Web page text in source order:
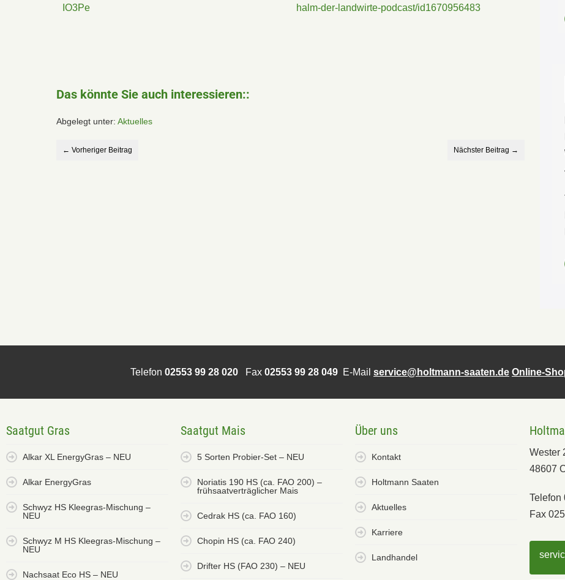
IO3Pe
halm-der-landwirte-podcast/id1670956483
Das könnte Sie auch interessieren::
Abgelegt unter: Aktuelles
← Vorheriger Beitrag Nächster Beitrag →
Telefon 02553 99 28 020 Fax 02553 99 28 049 E-Mail service@holtmann-saaten.de Online-
Saatgut Gras
Alkar XL EnergyGras – NEU
Alkar EnergyGras
Schwyz HS Kleegras-Mischung –
NEU
Schwyz M HS Kleegras-Mischung –
NEU
Nachsaat Eco HS – NEU
Saatgut Mais
5 Sorten Probier-Set – NEU
Noriatis 190 HS (ca. FAO 200) –
frühsaatverträglicher Mais
Cedrak HS (ca. FAO 160)
Chopin HS (ca. FAO 240)
Drifter HS (FAO 230) – NEU
Über uns
Kontakt
Holtmann Saaten
Aktuelles
Karriere
Landhandel
Wester
48607
Telefon
Fax